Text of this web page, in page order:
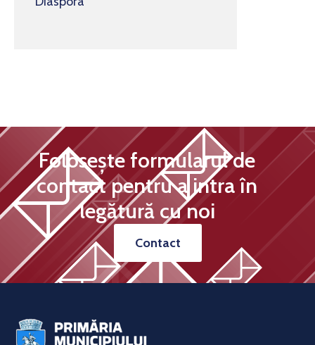
Folosește formularul de
contact pentru a intra în
legătură cu noi
Contact